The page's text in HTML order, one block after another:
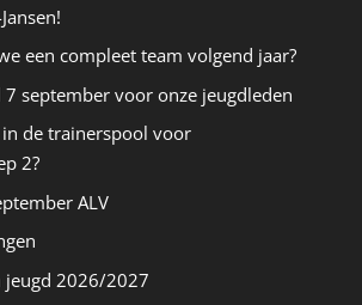
een compleet team volgend jaar?
september voor onze jeugdleden
de trainerspool voor
2?
ALV
jeugd 2026/2027